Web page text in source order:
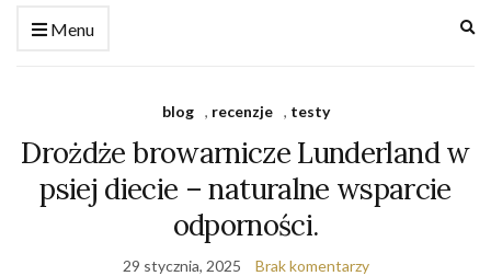
Menu
blog , recenzje , testy
Drożdże browarnicze Lunderland w
psiej diecie – naturalne wsparcie
odporności.
29 stycznia, 2025 Brak komentarzy